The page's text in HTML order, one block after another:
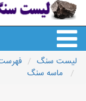
لیست سنگ
ماسه سنگ